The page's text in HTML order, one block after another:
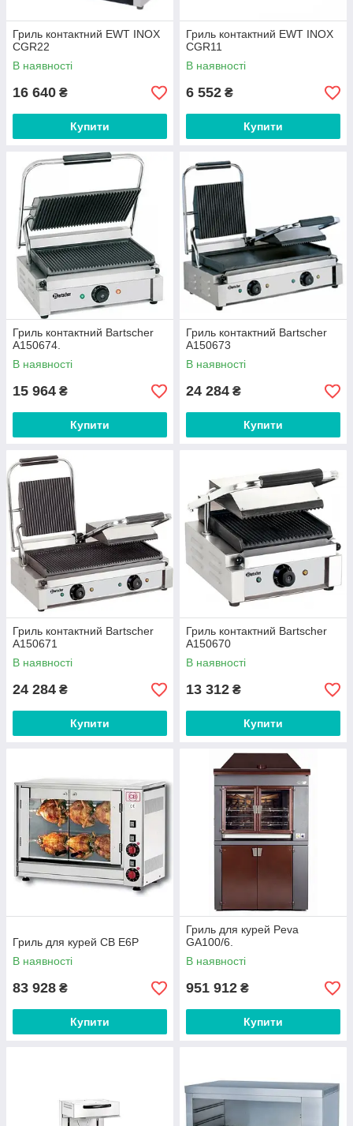
Гриль контактний EWT INOX
CGR22
В наявності
16 640 ₴
Купити
Гриль контактний EWT INOX
CGR11
В наявності
6 552 ₴
Купити
Гриль контактний Bartscher
A150674.
В наявності
15 964 ₴
Купити
Гриль контактний Bartscher
A150673
В наявності
24 284 ₴
Купити
Гриль контактний Bartscher
A150671
В наявності
24 284 ₴
Купити
Гриль контактний Bartscher
A150670
В наявності
13 312 ₴
Купити
Гриль для курей CB E6P
В наявності
83 928 ₴
Купити
Гриль для курей Peva
GA100/6.
В наявності
951 912 ₴
Купити